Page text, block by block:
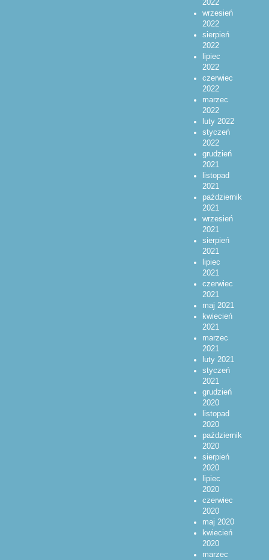
2022
wrzesień
2022
sierpień
2022
lipiec
2022
czerwiec
2022
marzec
2022
luty 2022
styczeń
2022
grudzień
2021
listopad
2021
październik
2021
wrzesień
2021
sierpień
2021
lipiec
2021
czerwiec
2021
maj 2021
kwiecień
2021
marzec
2021
luty 2021
styczeń
2021
grudzień
2020
listopad
2020
październik
2020
sierpień
2020
lipiec
2020
czerwiec
2020
maj 2020
kwiecień
2020
marzec